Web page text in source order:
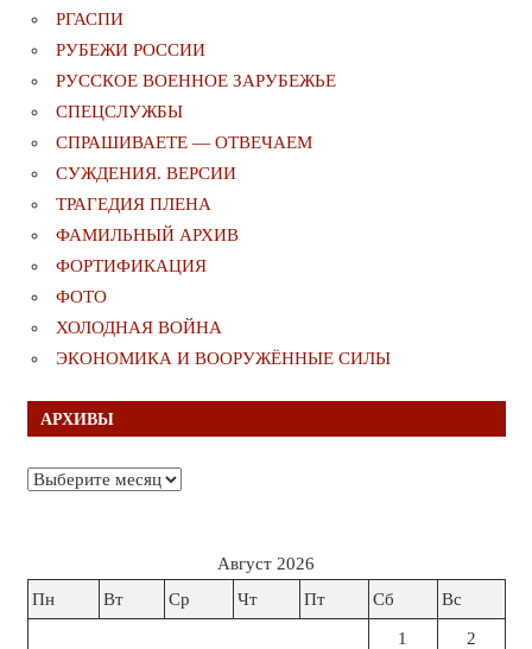
РГАСПИ
РУБЕЖИ РОССИИ
РУССКОЕ ВОЕННОЕ ЗАРУБЕЖЬЕ
СПЕЦСЛУЖБЫ
СПРАШИВАЕТЕ — ОТВЕЧАЕМ
СУЖДЕНИЯ. ВЕРСИИ
ТРАГЕДИЯ ПЛЕНА
ФАМИЛЬНЫЙ АРХИВ
ФОРТИФИКАЦИЯ
ФОТО
ХОЛОДНАЯ ВОЙНА
ЭКОНОМИКА И ВООРУЖЁННЫЕ СИЛЫ
АРХИВЫ
Архивы
Август 2026
Пн
Вт Ср Чт Пт Сб Вс
1 2